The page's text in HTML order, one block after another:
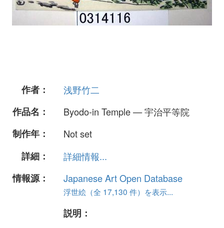
作者：
浅野竹二
作品名：
Byodo-in Temple — 宇治平等院
制作年：
Not set
詳細：
詳細情報...
情報源：
Japanese Art Open Database
浮世絵（全 17,130 件）を表示...
説明：